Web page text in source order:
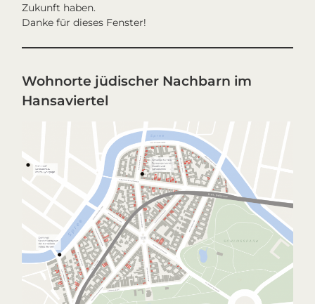
Zukunft haben.
Danke für dieses Fenster!
Wohnorte jüdischer Nachbarn im
Hansaviertel